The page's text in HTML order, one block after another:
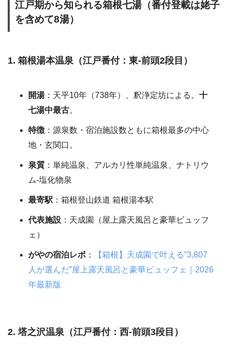
江戸期から知られる箱根七湯（番付登載は姥子
を含めて8湯）
1. 箱根湯本温泉（江戸番付：東-前頭2段目）
開湯：天平10年（738年）、釈浄定坊による。 十
七湯中最古。
特徴 ：源泉数・宿泊施設数ともに箱根最多の中心
地・玄関口。
泉質 ：単純温泉、アルカリ性単純温泉、ナトリウ
ム-塩化物泉
最寄駅 ：箱根登山鉄道 箱根湯本駅
代表施設 ：天成園（屋上露天風呂と豪華ビュッフ
ェ）
がやの宿泊レポ ：
【箱根】天成園で叶える”3,807
人が選んだ”屋上露天風呂と豪華ビュッフェ｜2026
年最新版
2. 塔之沢温泉（江戸番付：西-前頭3段目）